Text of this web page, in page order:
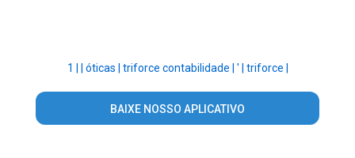
1 | óticas | triforce contabilidade | ' | triforce |
BAIXE NOSSO APLICATIVO